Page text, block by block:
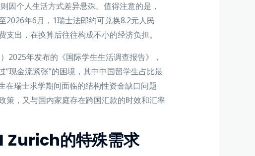
因个人生活方式差异悬殊。值得注意的是，
2026年6月，1瑞士法郎约可兑换8.2元人民
出，在换算后往往构成不小的经济负担。
2025年发布的《国际学生生活调查报告》，
现金流紧张”的困境，其中中国留学生占比最
在瑞士求学期间面临的结构性资金缺口问题
，又与国内家庭存在跨国汇款的时效和汇率
Zurich的特殊需求